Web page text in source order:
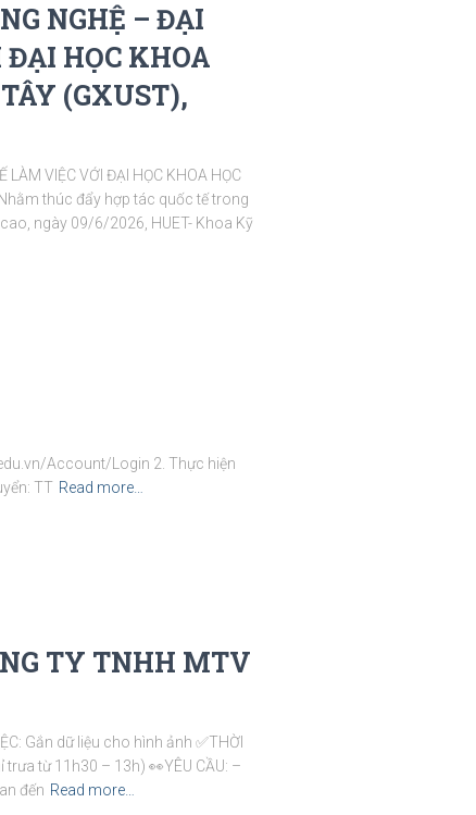
NGHỆ – ĐẠI
HỌC KHOA
(GXUST),
LÀM VIỆC VỚI ĐẠI HỌC KHOA HỌC
thúc đẩy hợp tác quốc tế trong
ngày 09/6/2026, HUET- Khoa Kỹ
Account/Login 2. Thực hiện
TT Read more…
TY TNHH MTV
Gắn dữ liệu cho hình ảnh ✅THỜI
trưa từ 11h30 – 13h) 👀YÊU CẦU: –
đến Read more…